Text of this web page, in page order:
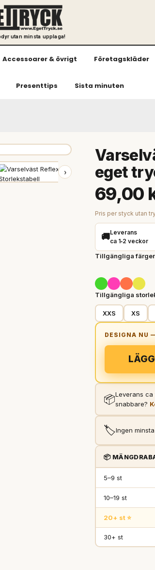
utan minsta upplaga!
Accessoarer & övrigt Företagskläder
Presenttips Sista minuten
›
eget
69,00
Pris per styck utan
🚚Leverans
ca 1‑2 veckor
Tillgängliga färger
Tillgängliga
XXS XS
📦Leverans ca
snabbare?
🏷️Ingen
📦
5–9 st
10–19 st
20+ st ⭐
30+ st